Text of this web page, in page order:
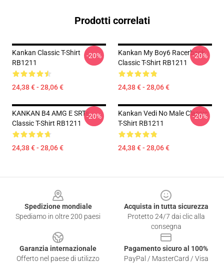
Prodotti correlati
Kankan Classic T-Shirt
RB1211
24,38 € - 28,06 €
-20%
Kankan My Boy6 Racerback
Classic T-Shirt RB1211
24,38 € - 28,06 €
-20%
KANKAN B4 AMG E SRTs
Classic T-Shirt RB1211
24,38 € - 28,06 €
-20%
Kankan Vedi No Male Classic
T-Shirt RB1211
24,38 € - 28,06 €
-20%
Spedizione mondiale
Spediamo in oltre 200 paesi
Acquista in tutta sicurezza
Protetto 24/7 dai clic alla
consegna
Garanzia internazionale
Offerto nel paese di utilizzo
Pagamento sicuro al 100%
PayPal / MasterCard / Visa